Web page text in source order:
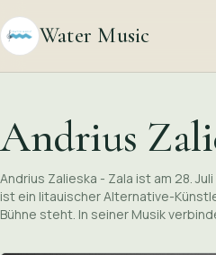
Water Music
Andrius
Andrius Zalieska - Zala ist am 28.
ist ein litauischer Alternative-
Bühne steht. In seiner Musik